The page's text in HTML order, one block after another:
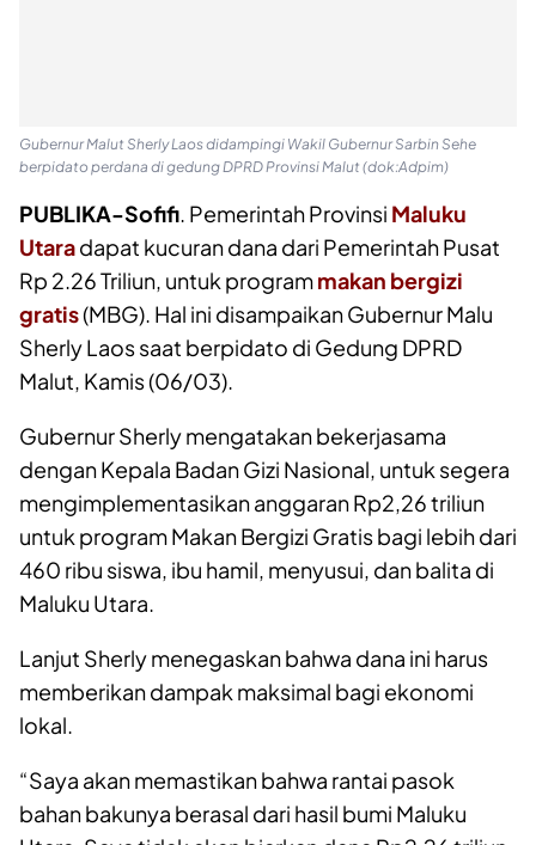
Gubernur Malut Sherly Laos didampingi Wakil Gubernur Sarbin Sehe
berpidato perdana di gedung DPRD Provinsi Malut (dok:Adpim)
PUBLIKA-Sofifi . Pemerintah Provinsi Maluku
Utaradapat kucuran dana dari Pemerintah Pusat
Rp 2.26 Triliun, untuk programmakan bergizi
gratis(MBG). Hal ini disampaikan Gubernur Malu
Sherly Laos saat berpidato di Gedung DPRD
Malut, Kamis (06/03).
Gubernur Sherly mengatakan bekerjasama
dengan Kepala Badan Gizi Nasional, untuk segera
mengimplementasikan anggaran Rp2,26 triliun
untuk program Makan Bergizi Gratis bagi lebih dari
460 ribu siswa, ibu hamil, menyusui, dan balita di
Maluku Utara.
Lanjut Sherly menegaskan bahwa dana ini harus
memberikan dampak maksimal bagi ekonomi
lokal.
“Saya akan memastikan bahwa rantai pasok
bahan bakunya berasal dari hasil bumi Maluku